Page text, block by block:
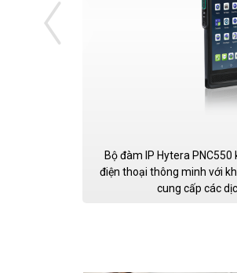
Bộ đàm IP Hytera
điện thoại thông minh với
cung cấp các